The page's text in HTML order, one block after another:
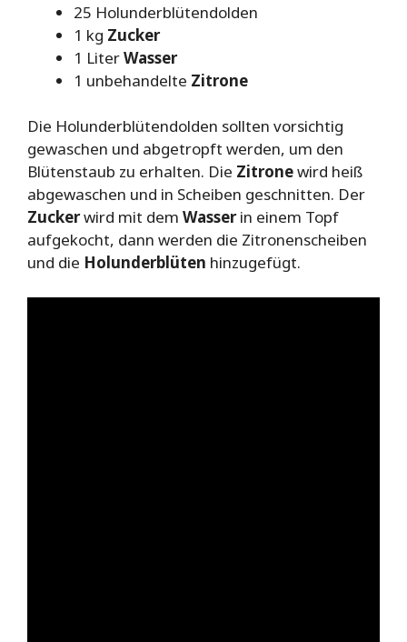
25 Holunderblütendolden
1 kg Zucker
1 LiterWasser
1 unbehandelte Zitrone
Die Holunderblütendolden sollten vorsichtig
gewaschen und abgetropft werden, um den
Blütenstaub zu erhalten. Die Zitronewird heiß
abgewaschen und in Scheiben geschnitten. Der
Zuckerwird mit dem Wasserin einem Topf
aufgekocht, dann werden die Zitronenscheiben
und die Holunderblüten hinzugefügt.